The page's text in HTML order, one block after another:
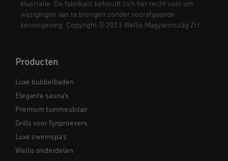
illustratie. De fabrikant behoudt zich het recht voor om
wijzigingen aan te brengen zonder voorafgaande
kennisgeving. Copyright © 2023 Wellis Magyarország Zrt.
Producten
Luxe bubbelbaden
Elegante sauna’s
Premium tuinmeubilair
Grills voor fijnproevers
Luxe zwemspa’s
Wellis onderdelen